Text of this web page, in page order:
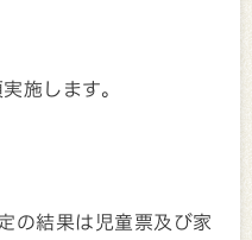
施します。
の結果は児童票及び家